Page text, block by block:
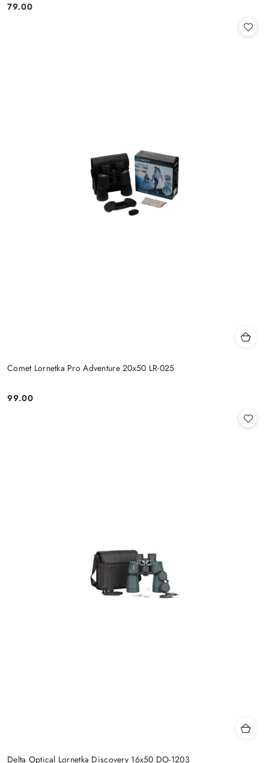
Cena:
79.00
Comet Lornetka Pro Adventure 20x50 LR-025
Cena:
99.00
Delta Optical Lornetka Discovery 16x50 DO-1203